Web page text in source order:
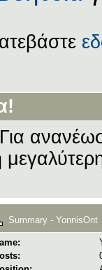
Για
Summary - YonnisOnt